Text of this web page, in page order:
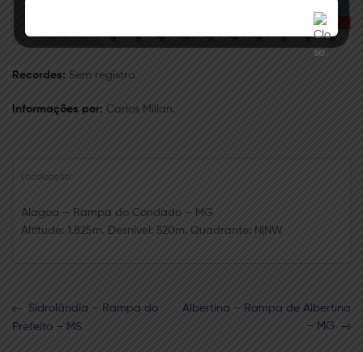
Recordes: Sem registro.
Informações por: Carlos Millan.
Localização:
Alagoa – Rampa do Condado – MG
Altitude: 1.825m. Desnível: 520m. Quadrante: N|NW
Sidrolândia – Rampa do
Prefeito – MS
Albertina – Rampa de Albertina
– MG